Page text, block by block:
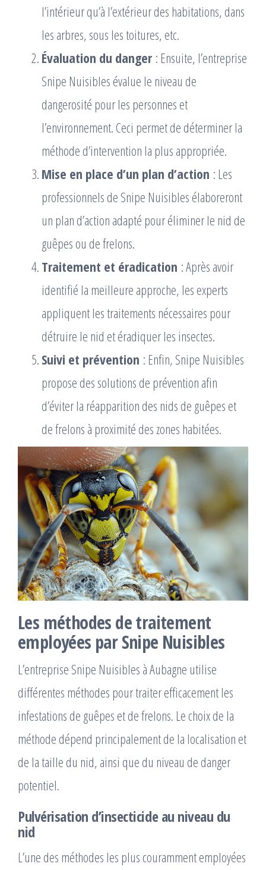
l’intérieur qu’à l’extérieur des habitations, dans
les arbres, sous les toitures, etc.
Évaluation du danger : Ensuite, l’entreprise
Snipe Nuisibles évalue le niveau de
dangerosité pour les personnes et
l’environnement. Ceci permet de déterminer la
méthode d’intervention la plus appropriée.
Mise en place d’un plan d’action : Les
professionnels de Snipe Nuisibles élaboreront
un plan d’action adapté pour éliminer le nid de
guêpes ou de frelons.
Traitement et éradication : Après avoir
identifié la meilleure approche, les experts
appliquent les traitements nécessaires pour
détruire le nid et éradiquer les insectes.
Suivi et prévention : Enfin, Snipe Nuisibles
propose des solutions de prévention afin
d’éviter la réapparition des nids de guêpes et
de frelons à proximité des zones habitées.
Les méthodes de traitement
employées par Snipe Nuisibles
L’entreprise Snipe Nuisibles à Aubagne utilise
différentes méthodes pour traiter efficacement les
infestations de guêpes et de frelons. Le choix de la
méthode dépend principalement de la localisation et
de la taille du nid, ainsi que du niveau de danger
potentiel.
Pulvérisation d’insecticide au niveau du
nid
L’une des méthodes les plus couramment employées